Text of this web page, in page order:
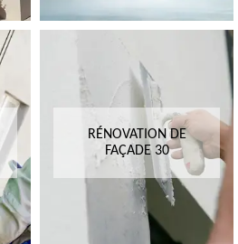
RÉNOVATION DE
FAÇADE 30